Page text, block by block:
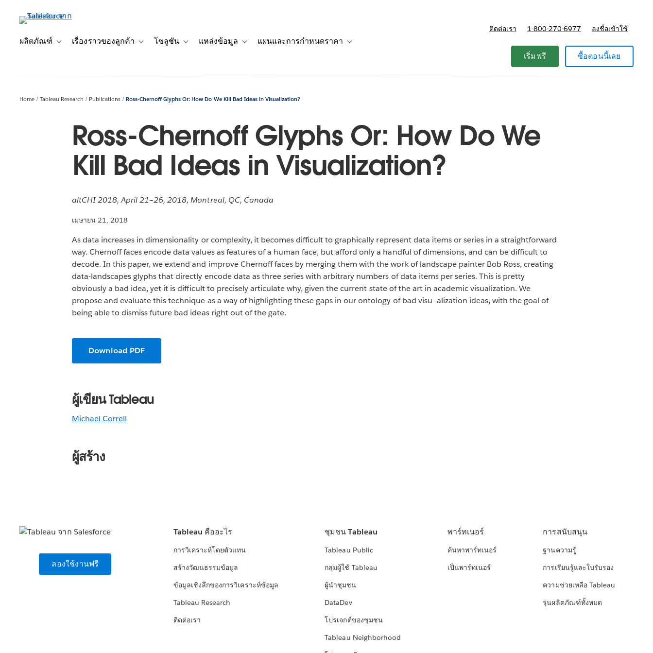
เนื้อหาผลิตภัณฑ์
Toggle sub-navigation for ผลิตภัณฑ์
เรื่องราวของลูกค้า
Toggle sub-navigation for เรื่องราวของลูกค้า
โซลูชัน
Toggle sub-navigation for โซลูชัน
แหล่งข้อมูล แผนและการกำหนดราคา
ติดต่อเรา 1-800-270-6977 ลงชื่อเข้าใช้
เริ่มฟรี ซื้อตอนนี้เลย
Home Tableau Research Publications Ross-Chernoff Glyphs Or: How Do We Kill Bad Ideas in Visualization?
Ross-Chernoff Glyphs Or: How Do We
Kill Bad Ideas in Visualization?
altCHI 2018, April 21–26, 2018, Montreal, QC, Canada
เมษายน 21, 2018
As data increases in dimensionality or complexity, it becomes difficult to graphically represent data items or series in a straightforward
way. Chernoff faces encode data values as features of a human face, but afford only a handful of dimensions, and can be difficult to
decode. In this paper, we extend and improve Chernoff faces by merging them with the work of landscape painter Bob Ross, creating
data-landscapes glyphs that directly encode data as three series with arbitrary numbers of data items per series. This is pretty
obviously a bad idea, yet it is difficult to precisely articulate why, given the current state of the art in academic visualization. We
propose and evaluate this technique as a way of highlighting these gaps in our ontology of bad visu- alization ideas, with the goal of
being able to dismiss future bad ideas right out of the gate.
Download PDF
ผู้เขียน Tableau
Michael Correll
ผู้สร้าง
ลองใช้งานฟรี
Tableau คืออะไร
การวิเคราะห์โดยตัวแทน
สร้างวัฒนธรรมข้อมูล
ข้อมูลเชิงลึกของการวิเคราะห์ข้อมูล
Tableau Research
ติดต่อเรา
ชุมชน Tableau
Tableau Public
กลุ่มผู้ใช้ Tableau
ผู้นำชุมชน
DataDev
โปรเจกต์ของชุมชน
Tableau Neighborhood
พาร์ทเนอร์
ค้นหาพาร์ทเนอร์
เป็นพาร์ทเนอร์
การสนับสนุน
ฐานความรู้
การเรียนรู้และใบรับรอง
ความช่วยเหลือ Tableau
รุ่นผลิตภัณฑ์ทั้งหมด